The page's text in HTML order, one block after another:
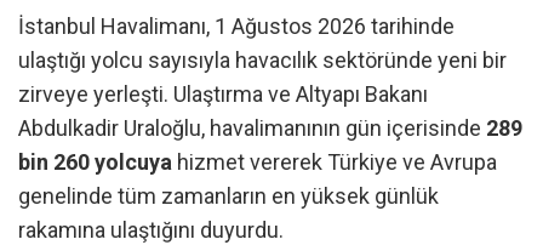
İstanbul Havalimanı, 1 Ağustos 2026 tarihinde
ulaştığı yolcu sayısıyla havacılık sektöründe yeni bir
zirveye yerleşti. Ulaştırma ve Altyapı Bakanı
Abdulkadir Uraloğlu, havalimanının gün içerisinde 289
bin 260 yolcuya hizmet vererek Türkiye ve Avrupa
genelinde tüm zamanların en yüksek günlük
rakamına ulaştığını duyurdu.